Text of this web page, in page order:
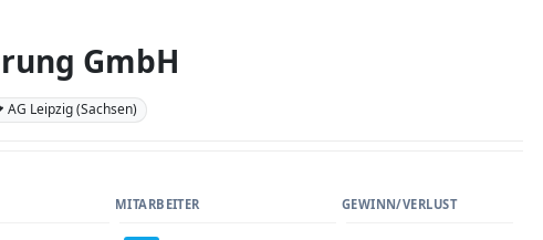
GmbH
AG Leipzig (Sachsen)
MITARBEITER GEWINN/VERLUST